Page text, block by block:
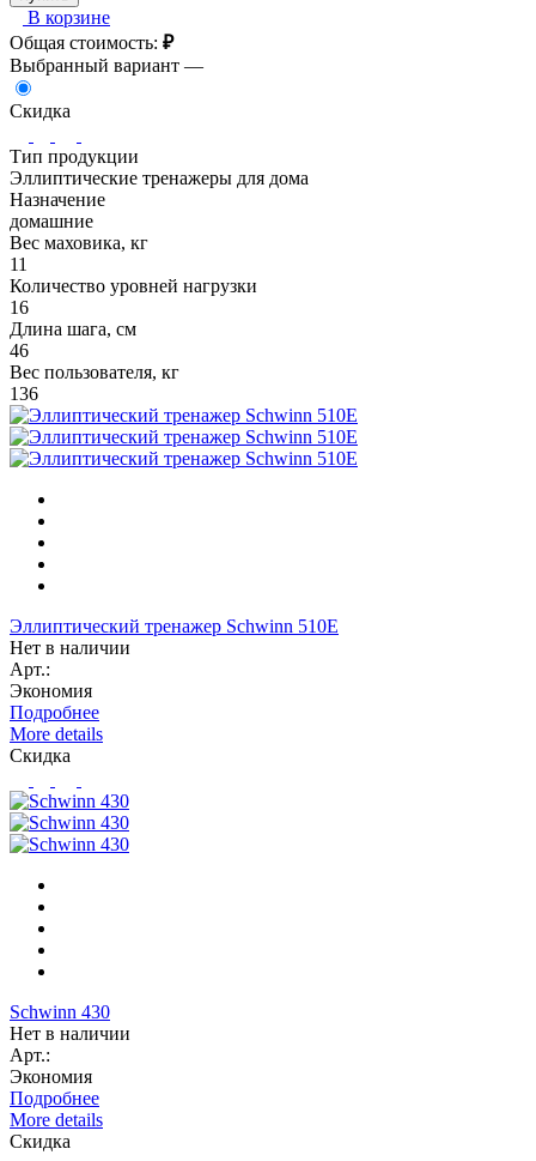
В корзине
Общая стоимость: ₽
Выбранный вариант —
Скидка
Тип продукции
Эллиптические тренажеры для дома
Назначение
домашние
Вес маховика, кг
11
Количество уровней нагрузки
16
Длина шага, см
46
Вес пользователя, кг
136
Эллиптический тренажер Schwinn 510E
Нет в наличии
Арт.:
Экономия
Подробнее
More details
Скидка
Schwinn 430
Нет в наличии
Арт.:
Экономия
Подробнее
More details
Скидка